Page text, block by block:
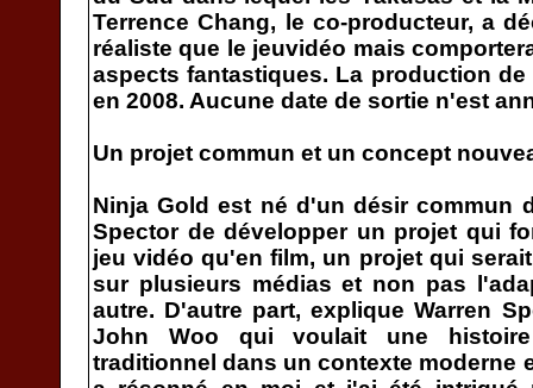
Terrence Chang, le co-producteur, a
réaliste que le jeuvidéo mais
aspects fantastiques. La production
en 2008. Aucune date de sortie n'est
Un projet commun et un concept
Ninja Gold est né d'un désir commun
Spector de développer un projet qui
jeu vidéo qu'en film, un projet qui
sur plusieurs médias et non pas
autre. D'autre part, explique Warren
John Woo qui voulait une
traditionnel dans un contexte moderne